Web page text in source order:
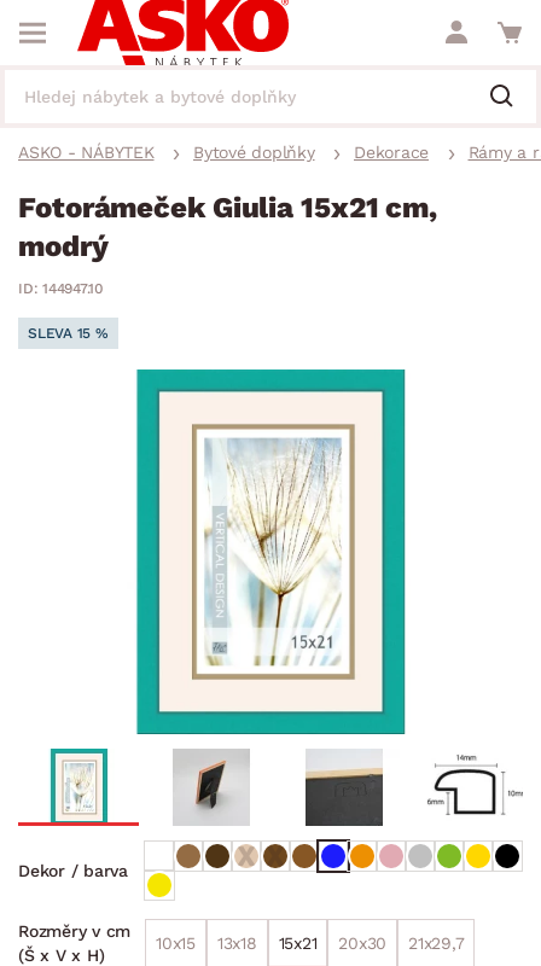
ASKO - NÁBYTEK Bytové doplňky Dekorace Rámy a
Fotorámeček Giulia 15x21 cm,
modrý
ID: 144947.10
SLEVA 15 %
Dekor / barva
Rozměry v cm
(Š x V x H)
10x15 13x18 15x21 20x30 21x29,7